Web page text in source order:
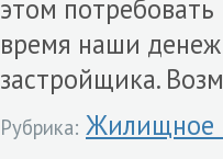
этом
время наши
застройщика.
Рубрика: Жилищное